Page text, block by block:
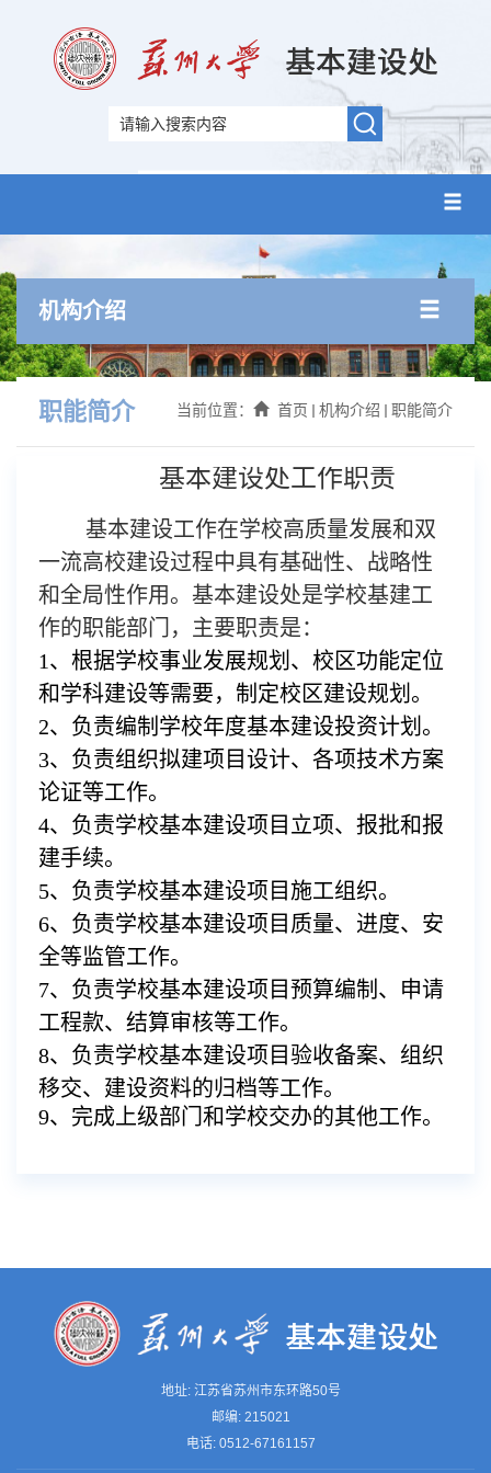
机构介绍
职能简介 当前位置： 首页 机构介绍 职能简介
基本建设处工作职责
基本建设工作在学校高质量发展和双
一流高校建设过程中具有基础性、战略性
和全局性作用。基本建设处是学校基建工
作的职能部门，主要职责是：
1、根据学校事业发展规划、 校 区功能定位
和学科建设等需要，制定校区建设规划。
2、 负责编制学校年度基本建设投资计划。
3、 负责组织拟建项目设计、各项技术方案
论证等工作。
4、 负责学校基本建设项目立项、报批和报
建手续。
5、 负责学校基本建设项目施工组织。
6、 负责学校基本建设项目质量、进度、安
全等监管工作。
7、 负责学校基本建设项目预算编制、申请
工程款、结算审核等工作。
8、 负责学校基本建设项目验收备案、组织
移交、建设资料的归档等工作。
9、 完成上级部门和学校交办的其他工作。
地址: 江苏省苏州市东环路50号
邮编: 215021
电话: 0512-67161157